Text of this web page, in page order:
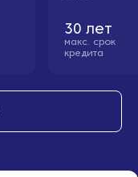
30 лет
макс. cрок
кредита